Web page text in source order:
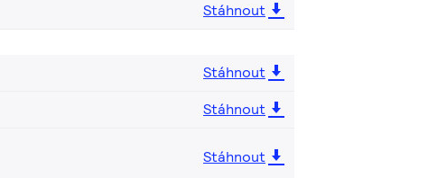
Stáhnout
Stáhnout
Stáhnout
Stáhnout